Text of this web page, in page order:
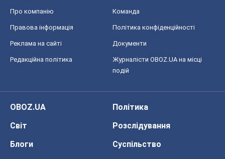
Про компанію Команда
Правова інформація Політика конфіденційності
Реклама на сайті Документи
Редакційна політика
Журналісти OBOZ.UA на місці
подій
OBOZ.UA
Політика
Світ
Розслідування
Блоги
Суспільство